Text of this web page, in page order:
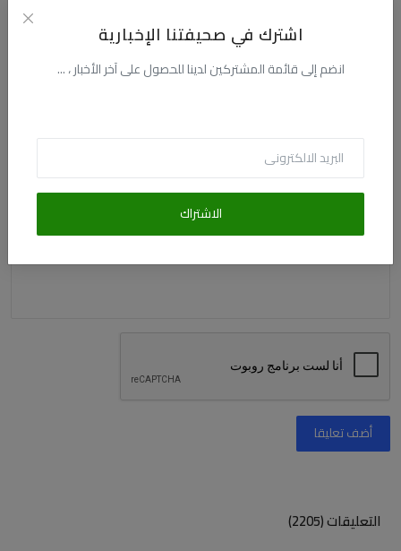
اشترك في صحيفتنا الإخبارية
انضم إلى قائمة المشتركين لدينا للحصول على آخر الأخبار ، ...
الاشتراك
البريد الالكترونى
أضف تعليقا
التعليقات (2205)